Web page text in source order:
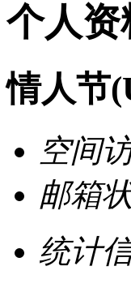
个人资
情人节
空间
邮箱
统计